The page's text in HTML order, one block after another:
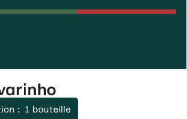
: 1 bouteille